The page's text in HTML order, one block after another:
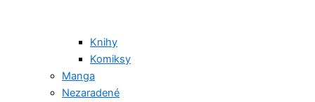
Knihy
Komiksy
Manga
Nezaradené